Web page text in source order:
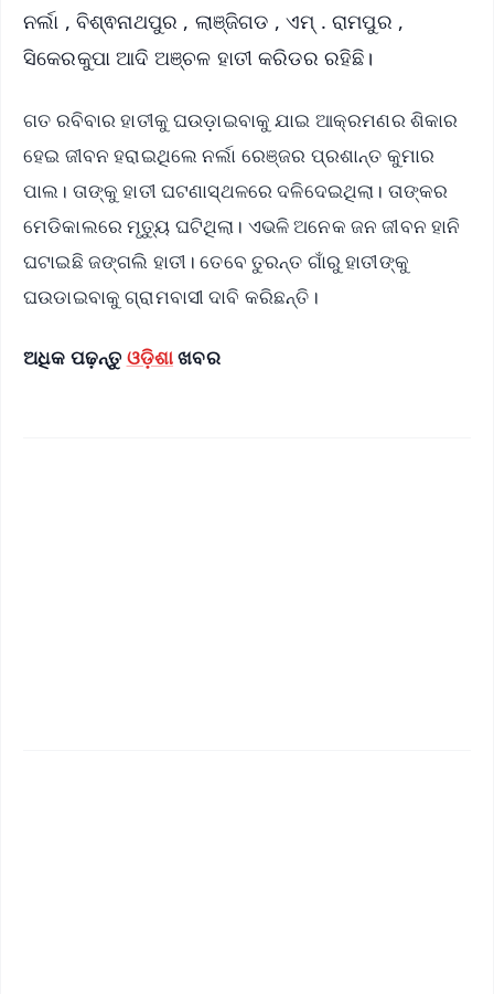
ନର୍ଲା , ବିଶ୍ଵନାଥପୁର , ଲାଞ୍ଜିଗଡ , ଏମ୍ . ରାମପୁର ,
ସିକେରକୁପା ଆଦି ଅଞ୍ଚଳ ହାତୀ କରିଡର ରହିଛି।
ଗତ ରବିବାର ହାତୀକୁ ଘଉଡ଼ାଇବାକୁ ଯାଇ ଆକ୍ରମଣର ଶିକାର
ହେଇ ଜୀବନ ହରାଇଥିଲେ ନର୍ଲା ରେଞ୍ଜର ପ୍ରଶାନ୍ତ କୁମାର
ପାଲ। ତାଙ୍କୁ ହାତୀ ଘଟଣାସ୍ଥଳରେ ଦଳିଦେଇଥିଲା। ତାଙ୍କର
ମେଡିକାଲରେ ମୃତ୍ୟୁ ଘଟିଥିଲା। ଏଭଳି ଅନେକ ଜନ ଜୀବନ ହାନି
ଘଟାଇଛି ଜଙ୍ଗଲି ହାତୀ। ତେବେ ତୁରନ୍ତ ଗାଁରୁ ହାତୀଙ୍କୁ
ଘଉଡାଇବାକୁ ଗ୍ରାମବାସୀ ଦାବି କରିଛନ୍ତି।
ଅଧିକ ପଢ଼ନ୍ତୁ ଓଡ଼ିଶାଖବର